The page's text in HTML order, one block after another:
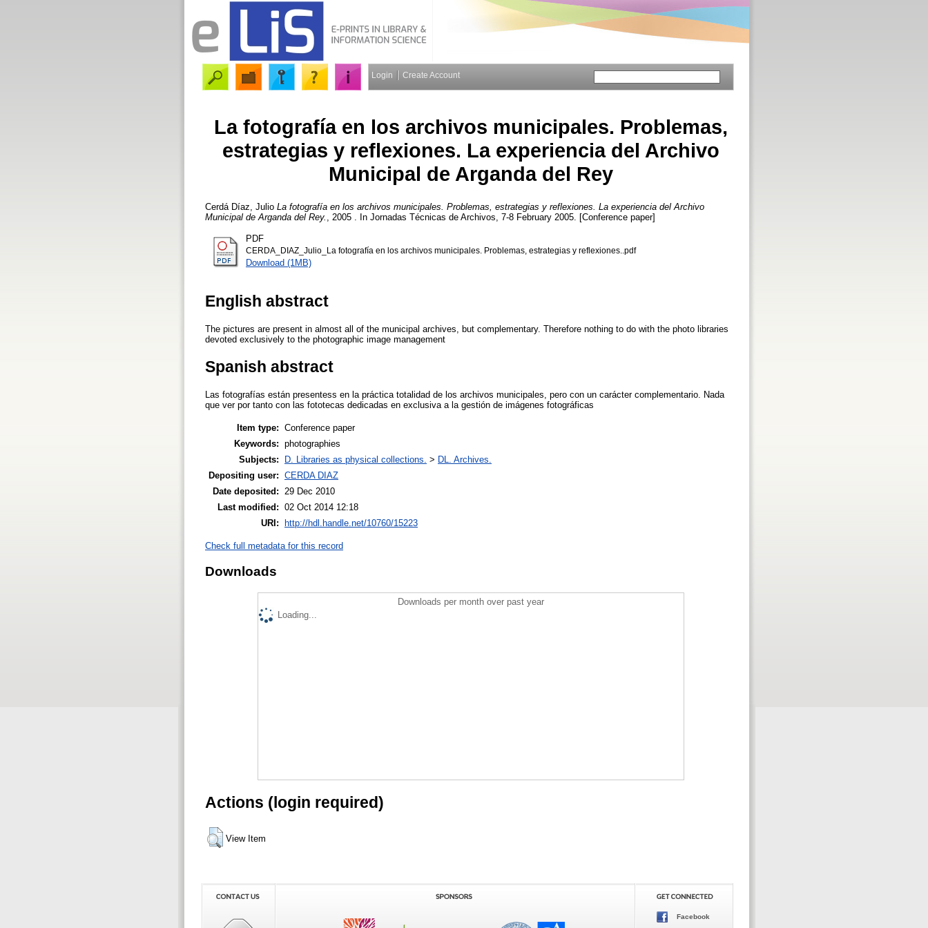
Login Create Account
La fotografía en los archivos municipales. Problemas,
estrategias y reflexiones. La experiencia del Archivo
Municipal de Arganda del Rey
Cerdá Díaz, Julio La fotografía en los archivos municipales. Problemas, estrategias y reflexiones. La experiencia del Archivo
Municipal de Arganda del Rey.
, 2005 . In Jornadas Técnicas de Archivos, 7-8 February 2005. [Conference paper]
PDF
CERDA_DIAZ_Julio_La fotografía en los archivos municipales. Problemas, estrategias y reflexiones..pdf
Download (1MB)
English abstract
The pictures are present in almost all of the municipal archives, but complementary. Therefore nothing to do with the photo libraries
devoted exclusively to the photographic image management
Spanish abstract
Las fotografías están presentess en la práctica totalidad de los archivos municipales, pero con un carácter complementario. Nada
que ver por tanto con las fototecas dedicadas en exclusiva a la gestión de imágenes fotográficas
Item type: Conference paper
Keywords: photographies
Subjects:
D. Libraries as physical collections. > DL. Archives.
Depositing user: CERDA DIAZ
Date deposited:
29 Dec 2010
Last modified: 02 Oct 2014 12:18
URI:
http://hdl.handle.net/10760/15223
Check full metadata for this record
Downloads
Downloads per month over past year
Loading...
Actions (login required)
View Item
Facebook